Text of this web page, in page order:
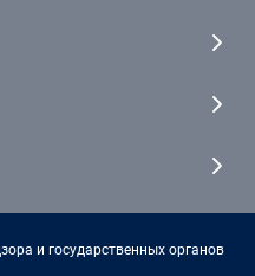
и государственных органов